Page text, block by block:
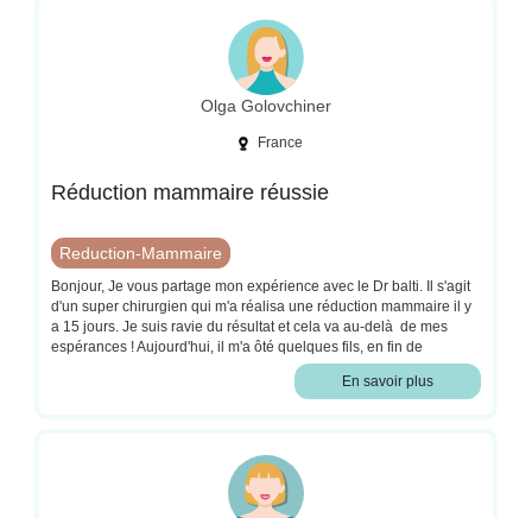
Olga Golovchiner
France
Réduction mammaire réussie
Reduction-Mammaire
Bonjour, Je vous partage mon expérience avec le Dr balti. Il s'agit
d'un super chirurgien qui m'a réalisa une réduction mammaire il y
a 15 jours. Je suis ravie du résultat et cela va au-delà de mes
espérances ! Aujourd'hui, il m'a ôté quelques fils, en fin de
semaine, l'infirmière enlèvera les autres et je revois le chirurgien
dans 2 mois. J'ai hâte de voir le résultat final. Le Dr balti m'a vu
En savoir plus